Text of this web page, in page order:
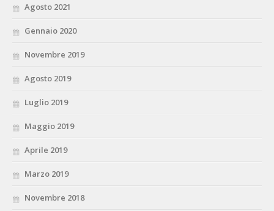
Agosto 2021
Gennaio 2020
Novembre 2019
Agosto 2019
Luglio 2019
Maggio 2019
Aprile 2019
Marzo 2019
Novembre 2018